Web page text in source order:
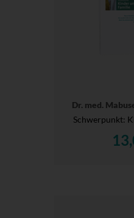
Dr. med.
Schwerpunkt: